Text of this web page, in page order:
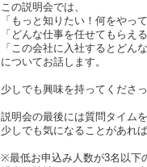
この説明会では、
「もっと知りたい！何をやっ
「どんな仕事を任せてもらえる
「この会社に入社するとどん
についてお話します。
少しでも興味を持ってくださ
説明会の最後には質問タイム
少しでも気になることがあれ
※最低お申込み人数が3名以下